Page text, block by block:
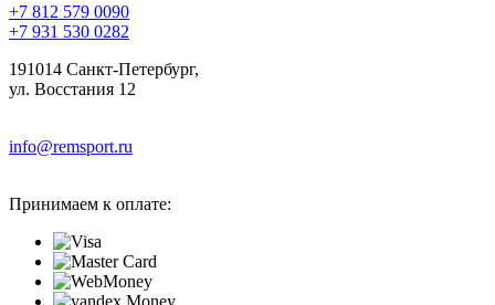
+7 812 579 0090
+7 931 530 0282
191014 Санкт-Петербург,
ул. Восстания 12
info@remsport.ru
Принимаем к оплате: